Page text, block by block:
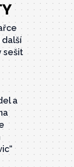
další
sešit
a